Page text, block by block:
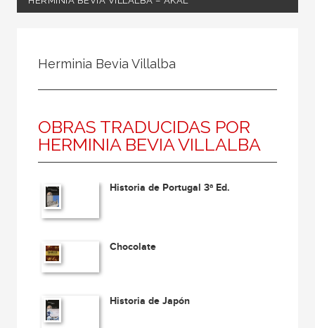
Coordinador
Editor
Escritor
Escritora
Ilustrador
Prologuista
Traductora
Herminia Bevia Villalba
OBRAS TRADUCIDAS POR
HERMINIA BEVIA VILLALBA
Historia de Portugal 3ª Ed.
Chocolate
Historia de Japón